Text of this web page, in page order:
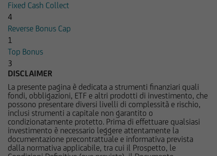
Fixed Cash Collect
4
Reverse Bonus Cap
1
Top Bonus
3
DISCLAIMER
La presente pagina è dedicata a strumenti finanziari quali
fondi, obbligazioni, ETF e altri prodotti di investimento, che
possono presentare diversi livelli di complessità e rischio,
inclusi strumenti a capitale non garantito o
condizionatamente protetto. Prima di effettuare qualsiasi
investimento è necessario leggere attentamente la
documentazione precontrattuale e informativa prevista
dalla normativa applicabile, tra cui il Prospetto, le
raggiunto il Sito e di quello dei siti web
per eventuali perdite o danni subiti dall'utente
dell'accesso da parte del medesimo a siti web
Le informazioni e i documenti pubblicati sul Sito
hanno finalità informativa, e/o
pubblicitaria/promozionale. e non sono in alcun
modo da intendersi né come consulenza, né
come ricerca in materia di investimenti; qualsiasi
prodotto, strumento, servizio di investimento